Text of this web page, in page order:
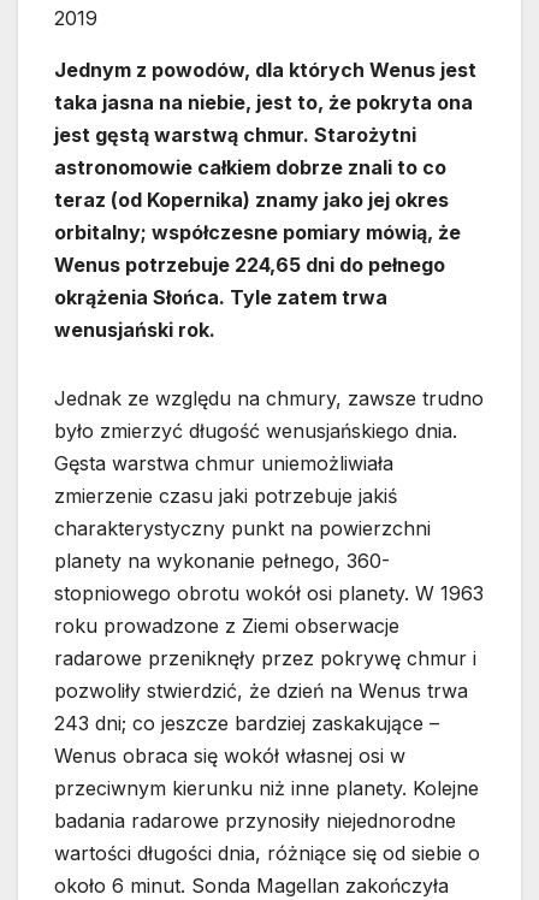
2019
Jednym z powodów, dla których Wenus jest
taka jasna na niebie, jest to, że pokryta ona
jest gęstą warstwą chmur. Starożytni
astronomowie całkiem dobrze znali to co
teraz (od Kopernika) znamy jako jej okres
orbitalny; współczesne pomiary mówią, że
Wenus potrzebuje 224,65 dni do pełnego
okrążenia Słońca. Tyle zatem trwa
wenusjański rok.
Jednak ze względu na chmury, zawsze trudno
było zmierzyć długość wenusjańskiego dnia.
Gęsta warstwa chmur uniemożliwiała
zmierzenie czasu jaki potrzebuje jakiś
charakterystyczny punkt na powierzchni
planety na wykonanie pełnego, 360-
stopniowego obrotu wokół osi planety. W 1963
roku prowadzone z Ziemi obserwacje
radarowe przeniknęły przez pokrywę chmur i
pozwoliły stwierdzić, że dzień na Wenus trwa
243 dni; co jeszcze bardziej zaskakujące –
Wenus obraca się wokół własnej osi w
przeciwnym kierunku niż inne planety. Kolejne
badania radarowe przynosiły niejednorodne
wartości długości dnia, różniące się od siebie o
około 6 minut. Sonda Magellan zakończyła